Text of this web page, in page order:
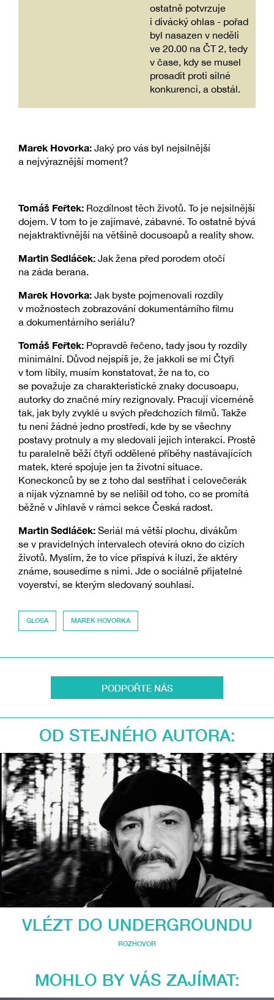
ostatně potvrzuje
i divácký ohlas - pořad
byl nasazen v neděli
ve 20.00 na ČT 2, tedy
v čase, kdy se musel
prosadit proti silné
konkurenci, a obstál.
Marek Hovorka: Jaký pro vás byl nejsilnější
a nejvýraznější moment?
Tomáš Feřtek: Rozdílnost těch životů. To je nejsilnější
dojem. V tom to je zajímavé, zábavné. To ostatně bývá
nejaktraktivnější na většině docusoapů a reality show.
Martin Sedláček: Jak žena před porodem otočí
na záda berana.
Marek Hovorka: Jak byste pojmenovali rozdíly
v možnostech zobrazování dokumentárního filmu
a dokumentárního seriálu?
Tomáš Feřtek: Popravdě řečeno, tady jsou ty rozdíly
minimální. Důvod nejspíš je, že jakkoli se mi Čtyři
v tom líbily, musím konstatovat, že na to, co
se považuje za charakteristické znaky docusoapu,
autorky do značné míry rezignovaly. Pracují víceméně
tak, jak byly zvyklé u svých předchozích filmů. Takže
tu není žádné jedno prostředí, kde by se všechny
postavy protnuly a my sledovali jejich interakci. Prostě
tu paralelně běží čtyři oddělené příběhy nastávajících
matek, které spojuje jen ta životní situace.
Koneckonců by se z toho dal sestříhat i celovečerák
a nijak významně by se nelišil od toho, co se promítá
běžně v Jihlavě v rámci sekce Česká radost.
Martin Sedláček: Seriál má větší plochu, divákům
se v pravidelných intervalech otevírá okno do cizích
životů. Myslím, že to více přispívá k iluzi, že aktéry
známe, sousedíme s nimi. Jde o sociálně přijatelné
voyerství, se kterým sledovaný souhlasí.
GLOSA MAREK HOVORKA
PODPOŘTE NÁS
OD STEJNÉHO AUTORA:
VLÉZT DO UNDERGROUNDU
ROZHOVOR
MOHLO BY VÁS ZAJÍMAT: